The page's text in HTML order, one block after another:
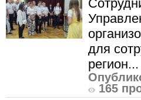
для
регион...
165